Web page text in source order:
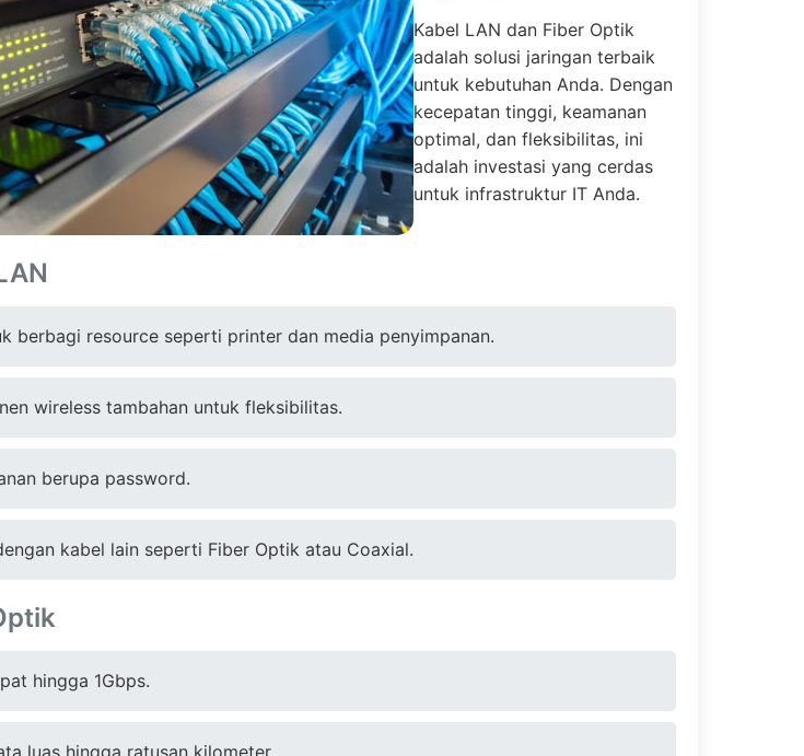
Kabel LAN dan Fiber Optik
adalah solusi jaringan terbaik
untuk kebutuhan Anda. Dengan
kecepatan tinggi, keamanan
optimal, dan fleksibilitas, ini
adalah investasi yang cerdas
untuk infrastruktur IT Anda.
berbagi resource seperti printer dan media penyimpanan.
wireless tambahan untuk fleksibilitas.
berupa password.
kabel lain seperti Fiber Optik atau Coaxial.
hingga 1Gbps.
luas hingga ratusan kilometer.